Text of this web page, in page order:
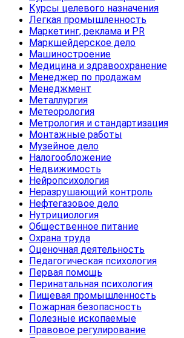
Курсы целевого назначения
Легкая промышленность
Маркетинг, реклама и PR
Маркшейдерское дело
Машиностроение
Медицина и здравоохранение
Менеджер по продажам
Менеджмент
Металлургия
Метеорология
Метрология и стандартизация
Монтажные работы
Музейное дело
Налогообложение
Недвижимость
Нейропсихология
Неразрушающий контроль
Нефтегазовое дело
Нутрициология
Общественное питание
Охрана труда
Оценочная деятельность
Педагогическая психология
Первая помощь
Перинатальная психология
Пищевая промышленность
Пожарная безопасность
Полезные ископаемые
Правовое регулирование